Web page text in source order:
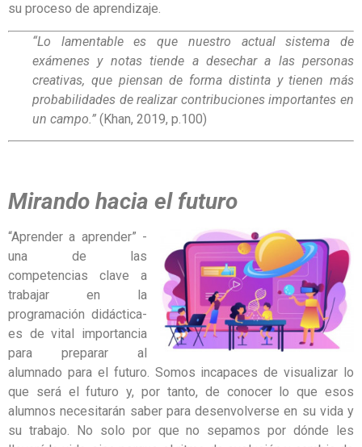
su proceso de aprendizaje.
“Lo lamentable es que nuestro actual sistema de
exámenes y notas tiende a desechar a las personas
creativas, que piensan de forma distinta y tienen más
probabilidades de realizar contribuciones importantes en
un campo.” (Khan, 2019, p.100)
Mirando hacia el futuro
“Aprender a aprender” -
una de las
competencias clave a
trabajar en la
programación didáctica-
es de vital importancia
para preparar al
alumnado para el futuro. Somos incapaces de visualizar lo
que será el futuro y, por tanto, de conocer lo que esos
alumnos necesitarán saber para desenvolverse en su vida y
su trabajo. No solo por que no sepamos por dónde les